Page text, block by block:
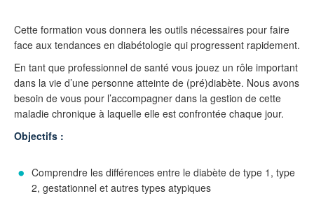
Cette formation vous donnera les outils nécessaires pour faire
face aux tendances en diabétologie qui progressent rapidement.
En tant que professionnel de santé vous jouez un rôle important
dans la vie d’une personne atteinte de (pré)diabète. Nous avons
besoin de vous pour l’accompagner dans la gestion de cette
maladie chronique à laquelle elle est confrontée chaque jour.
Objectifs :
Comprendre les différences entre le diabète de type 1, type
2, gestationnel et autres types atypiques